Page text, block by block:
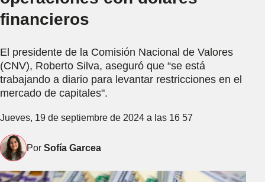
financieros
El presidente de la Comisión Nacional de Valores
(CNV), Roberto Silva, aseguró que “se está
trabajando a diario para levantar restricciones en el
mercado de capitales".
Jueves, 19 de septiembre de 2024 a las 16 57
Por Sofía Garcea